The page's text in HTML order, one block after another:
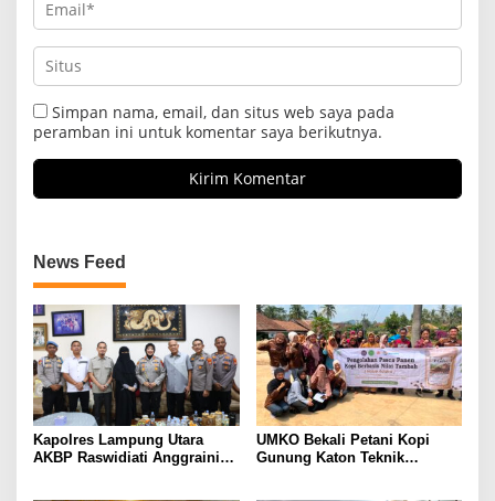
Simpan nama, email, dan situs web saya pada
peramban ini untuk komentar saya berikutnya.
News Feed
Kapolres Lampung Utara
AKBP Raswidiati Anggraini
UMKO Bekali Petani Kopi
Gunung Katon Teknik